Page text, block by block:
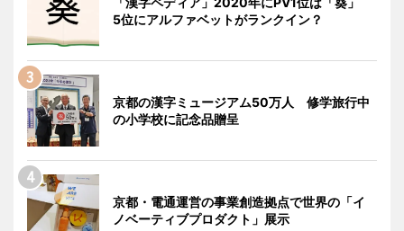
5位にアルファベットがランクイン？
京都の漢字ミュージアム50万人 修学旅行中
の小学校に記念品贈呈
京都・電通運営の事業創造拠点で世界の「イ
ノベーティブプロダクト」展示